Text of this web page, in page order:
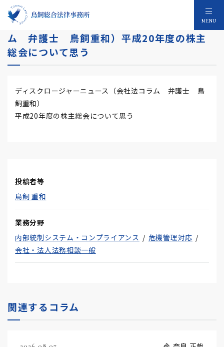
MENU
ディスクロージャーニュース（会社法コラ
ム 弁護士 鳥飼重和）平成20年度の株主
総会について思う
ディスクロージャーニュース（会社法コラム 弁護士 鳥
飼重和）
平成20年度の株主総会について思う
投稿者等
鳥飼 重和
業務分野
内部統制システム・コンプライアンス
危機管理対応
会社・法人法務相談一般
関連するコラム